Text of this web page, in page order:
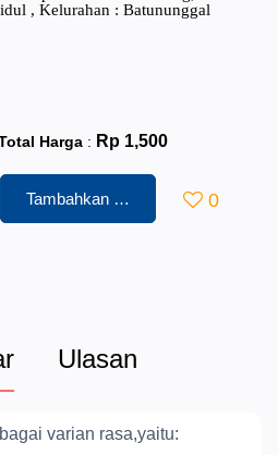
, Kelurahan : Batununggal
Harga : Rp 1,500
Tambahkan ke Keranjang 0
Ulasan
varian rasa,yaitu: